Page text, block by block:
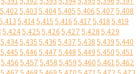
5,4025,4035,4045,4055,4065,4075,408
5,4145,4155,4165,4175,4185,419
5,4245,4255,4265,4275,4285,429
5,4345,4355,4365,4375,4385,4395,440
5,4455,4465,4475,4485,4495,4505,451
5,4565,4575,4585,4595,4605,4615,462